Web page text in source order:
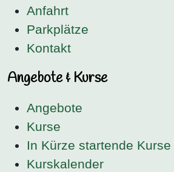
Anfahrt
Parkplätze
Kontakt
Angebote & Kurse
Angebote
Kurse
In Kürze startende Kurse
Kurskalender